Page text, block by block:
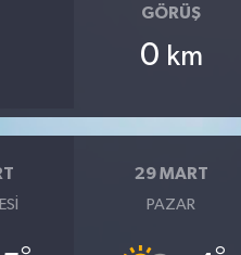
GÖRÜŞ
0 km
29 MART
PAZAR